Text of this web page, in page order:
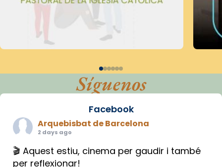
Síguenos
Facebook
Arquebisbat de Barcelona
2 days ago
🎬 Aquest estiu, cinema per gaudir i també
per reflexionar!